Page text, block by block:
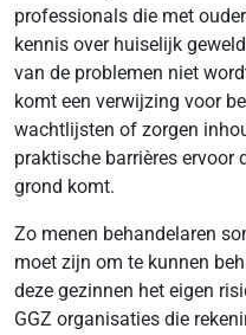
professionals die met
kennis over huiselijk
van de problemen niet
komt een verwijzing voor
wachtlijsten of zorgen
praktische barrières ervoor
grond komt.
Zo menen behandelaren
moet zijn om te kunnen
deze gezinnen het eigen
GGZ organisaties die